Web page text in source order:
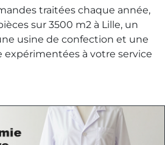
traitées chaque année,
sur 3500 m2 à Lille, un
usine de confection et une
à votre service